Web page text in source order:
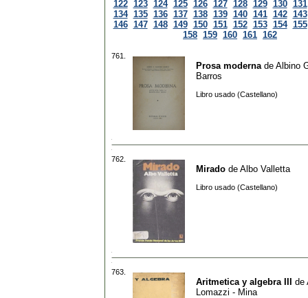
122 123 124 125 126 127 128 129 130 131
134 135 136 137 138 139 140 141 142 143
146 147 148 149 150 151 152 153 154 155
158 159 160 161 162
761.
Prosa moderna de Albino
Barros
Libro usado (Castellano)
762.
Mirado de Albo Valletta
Libro usado (Castellano)
763.
Aritmetica y algebra III de
Lomazzi - Mina